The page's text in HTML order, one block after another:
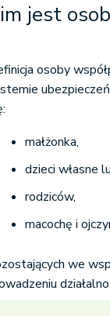
jest
osoby
małżonka,
dzieci własne
rodziców,
macochę i
we